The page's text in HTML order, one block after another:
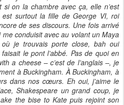
on la chambre avec ça, elle n’est
est surtout la fille de George VI, roi
de ses discours. Une fois arrivé
me conduisit avec au volant un Maya
où je trouvais porte close, bah oui
le pont l’abbé. Pas de quoi en
a cheese – c’est de l’anglais –, je
à Buckingham. À Buckingham, à
dans nos cœurs. Eh oui, j’aime le
Shakespeare un grand coup, je
the bise to Kate puis rejoint son